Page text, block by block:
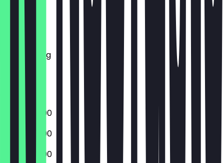
Montag
Dienstag
Mittwoch
Donnerstag
Samstag
Sonntag
16:00 - 23:00
16:00 - 23:00
16:00 - 23:00